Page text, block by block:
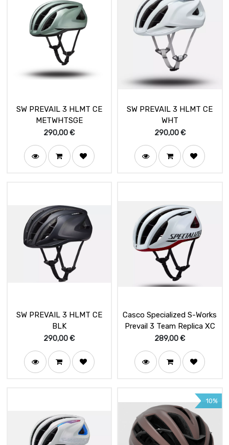
SW PREVAIL 3 HLMT CE
METWHTSGE
290,00€
SW PREVAIL 3 HLMT CE
WHT
290,00€
SW PREVAIL 3 HLMT CE
BLK
290,00€
Casco Specialized S-Works
Prevail 3 Team Replica XC
289,00€
10%